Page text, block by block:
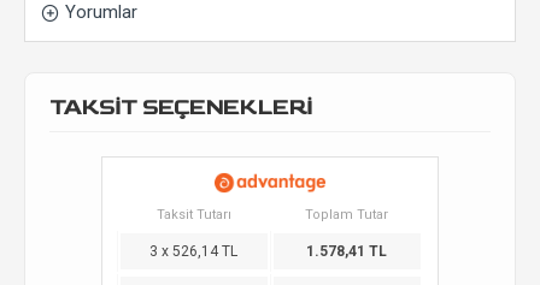
Yorumlar
TAKSİT SEÇENEKLERİ
Taksit Tutarı Toplam Tutar
3 x 526,14 TL 1.578,41 TL